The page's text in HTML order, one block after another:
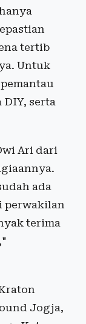
tertib
Untuk
DIY, serta
Ari dari
ada
perwakilan
terima
Jogja,